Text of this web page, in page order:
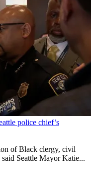
police chief’s
of Black clergy, civil
Seattle Mayor Katie...